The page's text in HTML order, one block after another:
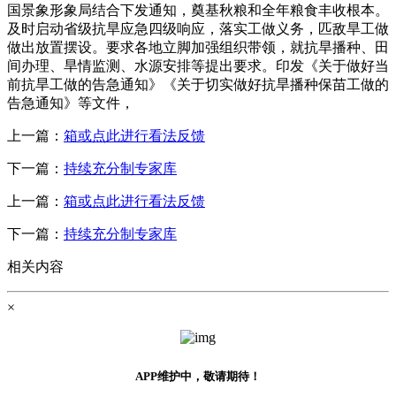
国景象形象局结合下发通知，奠基秋粮和全年粮食丰收根本。
及时启动省级抗旱应急四级响应，落实工做义务，匹敌旱工做
做出放置摆设。要求各地立脚加强组织带领，就抗旱播种、田
间办理、旱情监测、水源安排等提出要求。印发《关于做好当
前抗旱工做的告急通知》《关于切实做好抗旱播种保苗工做的
告急通知》等文件，
上一篇： 箱或点此进行看法反馈
下一篇： 持续充分制专家库
上一篇： 箱或点此进行看法反馈
下一篇： 持续充分制专家库
相关内容
×
APP维护中，敬请期待！